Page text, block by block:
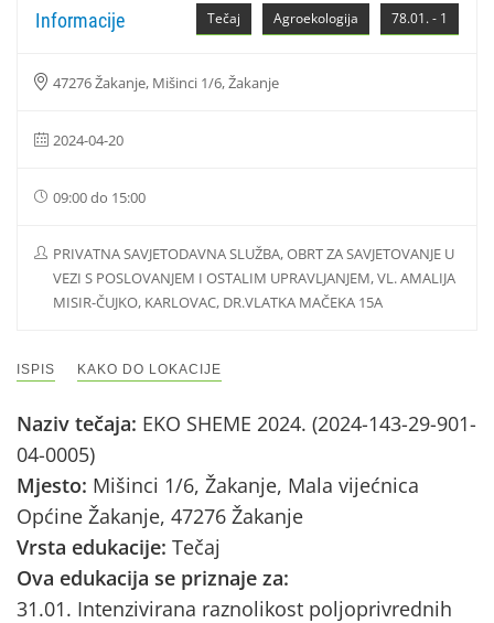
78.01. - 1
Agroekologija
Tečaj
Informacije
47276 Žakanje, Mišinci 1/6, Žakanje
2024-04-20
09:00 do 15:00
PRIVATNA SAVJETODAVNA SLUŽBA, OBRT ZA SAVJETOVANJE U
VEZI S POSLOVANJEM I OSTALIM UPRAVLJANJEM, VL. AMALIJA
MISIR-ČUJKO, KARLOVAC, DR.VLATKA MAČEKA 15A
ISPIS KAKO DO LOKACIJE
Naziv tečaja: EKO SHEME 2024. (2024-143-29-901-
04-0005)
Mjesto: Mišinci 1/6, Žakanje, Mala vijećnica
Općine Žakanje, 47276 Žakanje
Vrsta edukacije: Tečaj
Ova edukacija se priznaje za:
31.01. Intenzivirana raznolikost poljoprivrednih